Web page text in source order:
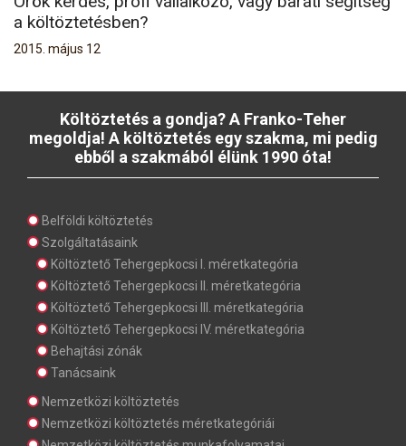
a költöztetésben?
2015. május 12
Költöztetés a gondja? A Franko-Teher
megoldja! A költöztetés egy szakma, mi pedig
ebből a szakmából élünk 1990 óta!
Belföldi költöztetés
Szolgáltatásaink
Költöztető Tehergepkocsi I. méretkategória
Költöztető Tehergepkocsi II. méretkategória
Költöztető Tehergepkocsi III. méretkategória
Költöztető Tehergepkocsi IV. méretkategória
Behajtási zónák
Tanácsaink
Nemzetközi költöztetés
Nemzetközi költöztetés méretkategóriái